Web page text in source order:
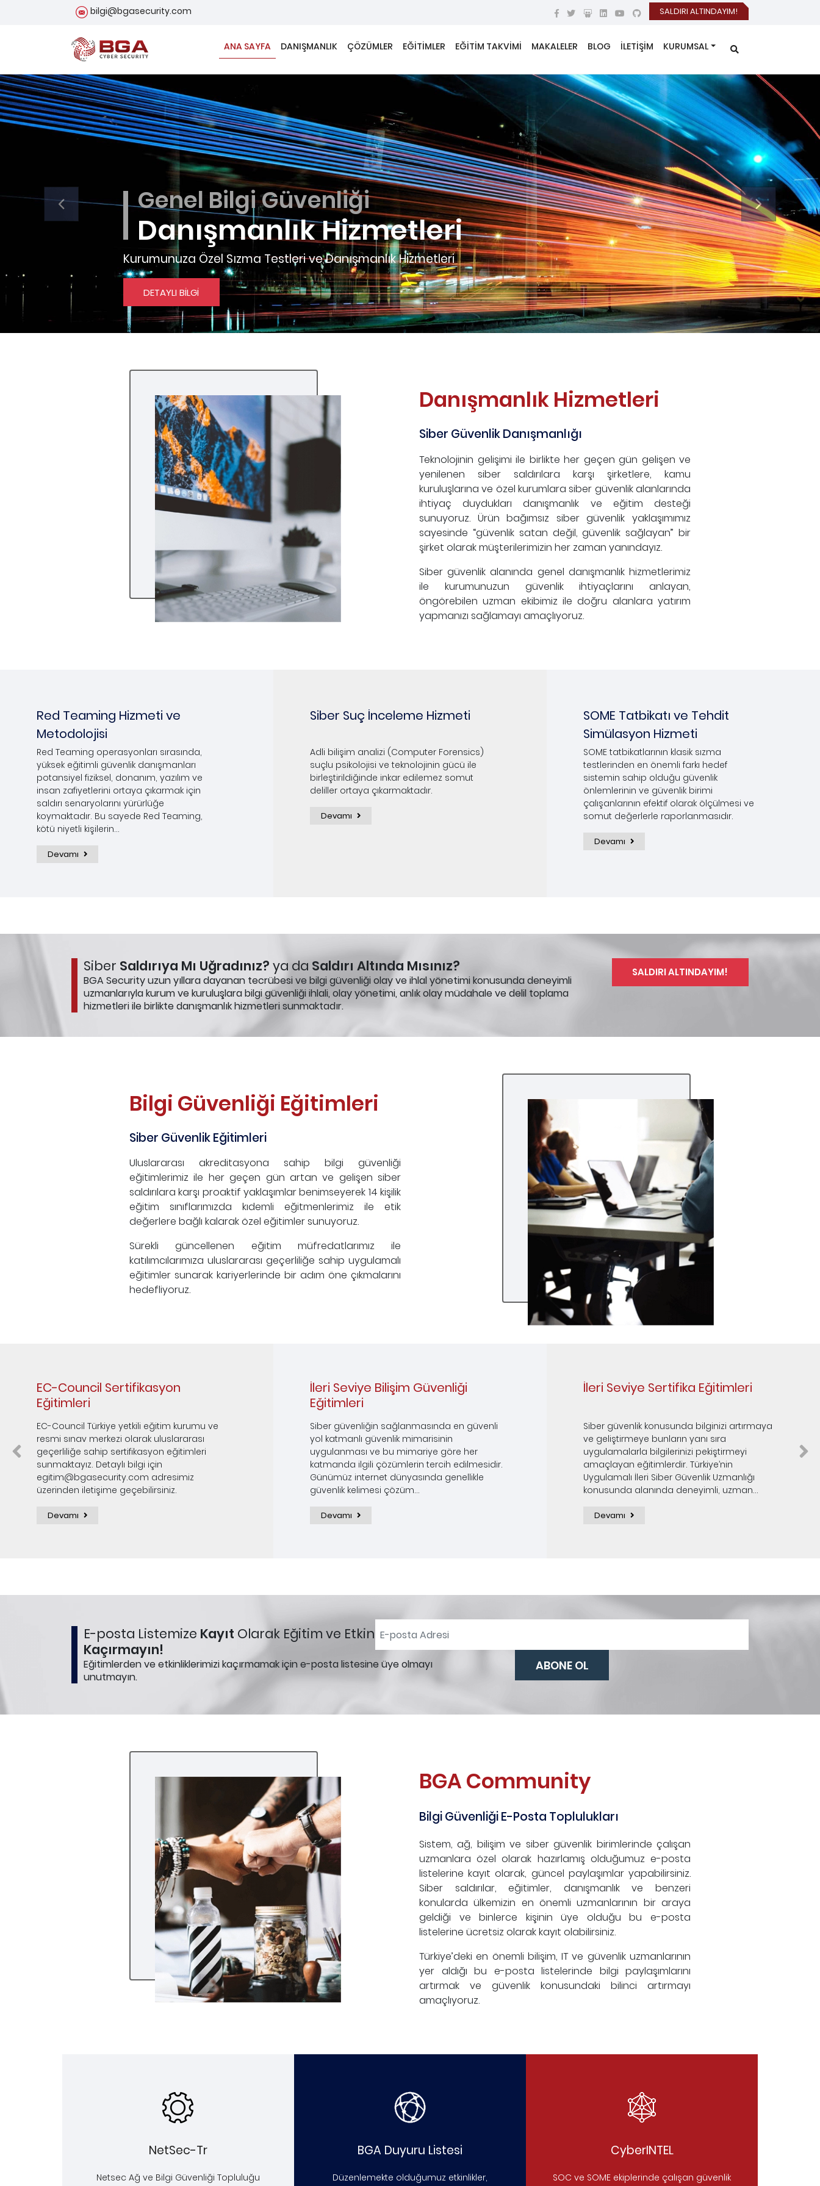
bilgi@bgasecurity.com SALDIRI ALTINDAYIM!
ANA SAYFA DANIŞMANLIK ÇÖZÜMLER EĞİTİMLER EĞİTİM TAKVİMİ MAKALELER BLOG İLETİŞİM KURUMSAL
Pentest Hizmeti
Bilgi Güvenliği Sızma
Testleri
Whitebox, Blackbox ve Graybox Pentest Hizmetleri
PENTEST TEKLİFİ
Previous Next
Danışmanlık Hizmetleri
Siber Güvenlik Danışmanlığı
Teknolojinin gelişimi ile birlikte her geçen gün gelişen ve
yenilenen siber saldırılara karşı şirketlere, kamu
kuruluşlarına ve özel kurumlara siber güvenlik alanlarında
ihtiyaç duydukları danışmanlık ve eğitim desteği
sunuyoruz. Ürün bağımsız siber güvenlik yaklaşımımız
sayesinde “güvenlik satan değil, güvenlik sağlayan” bir
şirket olarak müşterilerimizin her zaman yanındayız.
Siber güvenlik alanında genel danışmanlık hizmetlerimiz
ile kurumunuzun güvenlik ihtiyaçlarını anlayan,
öngörebilen uzman ekibimiz ile doğru alanlara yatırım
yapmanızı sağlamayı amaçlıyoruz.
Red Teaming Hizmeti ve
Metodolojisi
Red Teaming operasyonları sırasında,
yüksek eğitimli güvenlik danışmanları
potansiyel fiziksel, donanım, yazılım ve
insan zafiyetlerini ortaya çıkarmak için
saldırı senaryolarını yürürlüğe
koymaktadır. Bu sayede Red Teaming,
kötü niyetli kişilerin...
Devamı
Siber Suç İnceleme Hizmeti
Adli bilişim analizi (Computer Forensics)
suçlu psikolojisi ve teknolojinin gücü ile
birleştirildiğinde inkar edilemez somut
deliller ortaya çıkarmaktadır.
Devamı
SOME Tatbikatı ve Tehdit
Simülasyon Hizmeti
SOME tatbikatlarının klasik sızma
testlerinden en önemli farkı hedef
sistemin sahip olduğu güvenlik
önlemlerinin ve güvenlik birimi
çalışanlarının efektif olarak ölçülmesi ve
somut değerlerle raporlanmasıdır.
Devamı
Siber Saldırıya Mı Uğradınız? ya da Saldırı Altında Mısınız?
BGA Security uzun yıllara dayanan tecrübesi ve bilgi güvenliği olay ve ihlal yönetimi konusunda deneyimli
uzmanlarıyla kurum ve kuruluşlara bilgi güvenliği ihlali, olay yönetimi, anlık olay müdahale ve delil toplama
hizmetleri ile birlikte danışmanlık hizmetleri sunmaktadır.
SALDIRI ALTINDAYIM!
Bilgi Güvenliği Eğitimleri
Siber Güvenlik Eğitimleri
Uluslararası akreditasyona sahip bilgi güvenliği
eğitimlerimiz ile her geçen gün artan ve gelişen siber
saldırılara karşı proaktif yaklaşımlar benimseyerek 14 kişilik
eğitim sınıflarımızda kıdemli eğitmenlerimiz ile etik
değerlere bağlı kalarak özel eğitimler sunuyoruz.
Sürekli güncellenen eğitim müfredatlarımız ile
katılımcılarımıza uluslararası geçerliliğe sahip uygulamalı
eğitimler sunarak kariyerlerinde bir adım öne çıkmalarını
hedefliyoruz.
EC-Council Sertifikasyon
Eğitimleri
EC-Council Türkiye yetkili eğitim kurumu ve
resmi sınav merkezi olarak uluslararası
geçerliliğe sahip sertifikasyon eğitimleri
sunmaktayız. Detaylı bilgi için
egitim@bgasecurity.com adresimiz
üzerinden iletişime geçebilirsiniz.
Devamı
İleri Seviye Bilişim Güvenliği
Eğitimleri
Siber güvenliğin sağlanmasında en güvenli
yol katmanlı güvenlik mimarisinin
uygulanması ve bu mimariye göre her
katmanda ilgili çözümlerin tercih edilmesidir.
Günümüz internet dünyasında genellikle
güvenlik kelimesi çözüm...
Devamı
İleri Seviye Sertifika Eğitimleri
Siber güvenlik konusunda bilginizi artırmaya
ve geliştirmeye bunların yanı sıra
uygulamalarla bilgilerinizi pekiştirmeyi
amaçlayan eğitimlerdir. Türkiye’nin
Uygulamalı İleri Siber Güvenlik Uzmanlığı
konusunda alanında deneyimli, uzman...
Devamı
E-posta Listemize Kayıt Olarak Eğitim ve Etkinlikleri
Kaçırmayın!
Eğitimlerden ve etkinliklerimizi kaçırmamak için e-posta listesine üye olmayı
unutmayın.
BGA Community
Bilgi Güvenliği E-Posta Toplulukları
Sistem, ağ, bilişim ve siber güvenlik birimlerinde çalışan
uzmanlara özel olarak hazırlamış olduğumuz e-posta
listelerine kayıt olarak, güncel paylaşımlar yapabilirsiniz.
Siber saldırılar, eğitimler, danışmanlık ve benzeri
konularda ülkemizin en önemli uzmanlarının bir araya
geldiği ve binlerce kişinin üye olduğu bu e-posta
listelerine ücretsiz olarak kayıt olabilirsiniz.
Türkiye’deki en önemli bilişim, IT ve güvenlik uzmanlarının
yer aldığı bu e-posta listelerinde bilgi paylaşımlarını
artırmak ve güvenlik konusundaki bilinci artırmayı
amaçlıyoruz.
NetSec-Tr
Netsec Ağ ve Bilgi Güvenliği Topluluğu
BGA Duyuru Listesi
Düzenlemekte olduğumuz etkinlikler,
CyberINTEL
SOC ve SOME ekiplerinde çalışan güvenlik